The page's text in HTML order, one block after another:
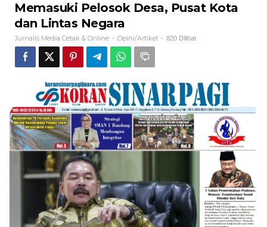
Memasuki Pelosok Desa, Pusat Kota
dan Lintas Negara
Jurnalis Media Cetak & Online - Opini/Artikel - 820 Dilihat